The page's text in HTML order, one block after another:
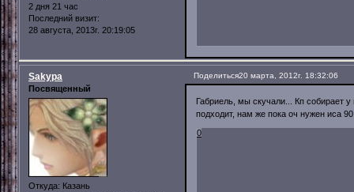
2 дня 21 час
Последний визит:
28 августа, 2013г. 20:19:05
Поделиться20 марта, 2012г. 18:32:06
Sakypa
Посвященный
Откуда: Казань
Габриель, мы скучали... Кп собирает
подходит, нам же пока оч нужен иса
0